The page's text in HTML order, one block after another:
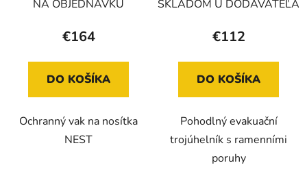
NA OBJEDNÁVKU
€164
DO KOŠÍKA
Ochranný vak na nosítka
NEST
SKLADOM U DODÁVATEĽA
€112
DO KOŠÍKA
Pohodlný evakuační
trojúhelník s ramenními
poruhy